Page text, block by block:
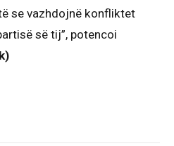
se vazhdojnë konfliktet
së tij”, potencoi